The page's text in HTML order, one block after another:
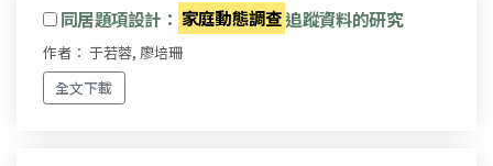
同居題項設計： 家庭動態調查追蹤資料的研究
作者： 于若蓉, 廖培珊
全文下載